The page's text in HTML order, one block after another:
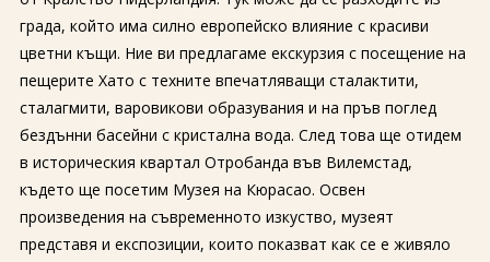
града, който има силно европейско влияние с красиви
цветни къщи. Ние ви предлагаме екскурзия с посещение на
пещерите Хато с техните впечатляващи сталактити,
сталагмити, варовикови образувания и на пръв поглед
бездънни басейни с кристална вода. След това ще отидем
в историческия квартал Отробанда във Вилемстад,
където ще посетим Музея на Кюрасао. Освен
произведения на съвременното изкуство, музеят
представя и експозиции, които показват как се е живяло